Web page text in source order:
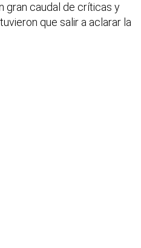
gran caudal de críticas y
que salir a aclarar la